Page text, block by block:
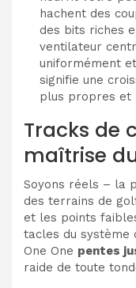
hachent des
des bits riches
ventilateur
uniformément
signifie une
plus propres et
Tracks de
maîtrise
Soyons réels – la
des terrains de
et les points
tacles du système
One One pentes
raide de toute